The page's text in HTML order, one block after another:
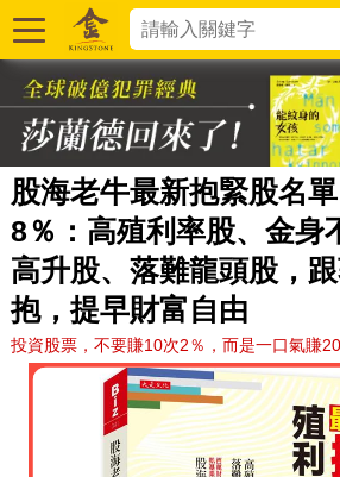
股海老牛最新抱緊股名
8％：高殖利率股、金身
高升股、落難龍頭股，
抱，提早財富自由
投資股票，不要賺10次2％，而是一口氣賺20